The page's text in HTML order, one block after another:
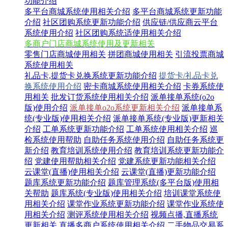
多平台商城系统使用相关介绍 多平台商城系统更新功能
介绍 社区团购系统更新功能介绍 供应链/供应商云平台
系统使用介绍 社区团购系统适使用相关介绍
多商户门店商城系统使用及更新相关
零售门店商城使用相关 拼团商城使用相关 引流投票商城
系统使用相关
礼品卡,提货卡兑换系统更新功能介绍 提货卡/礼品卡兑
换系统使用介绍 密卡商城系统使用相关介绍 卡券系统使
用相关 批发订货系统使用相关介绍 派单接单系统(o2o
版)使用介绍 派单接单o2o系统更新相关介绍 派单接单系
统(专业版)使用相关介绍 派单接单系统(专业版)更新相关
介绍 工单系统更新功能介绍 工单系统使用相关介绍 巡
检系统使用帮助 自助任务系统使用介绍 自助任务系统更
新介绍 教育培训系统使用介绍 教育培训系统更新功能介
绍 党建使用帮助相关介绍 党建系统更新功能相关介绍
云课堂(直播)使用相关介绍 云课堂(直播)更新功能介绍
题库系统更新功能介绍 题库管理系统(多平台版)使用相
关帮助 题库系统(专业版)使用相关介绍 培训课堂系统使
用相关介绍 课堂作业系统更新功能介绍 课堂作业系统使
用相关介绍 测评系统使用相关介绍 视频点播,直播系统
更新相关 直播多商户系统使用相关介绍 二手物品交易系